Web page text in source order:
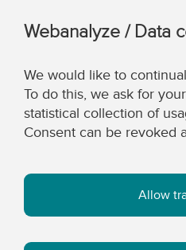
Webanalyze / Data
We would like to
To do this, we ask for
statistical collection of
Consent can be revoked
Allow